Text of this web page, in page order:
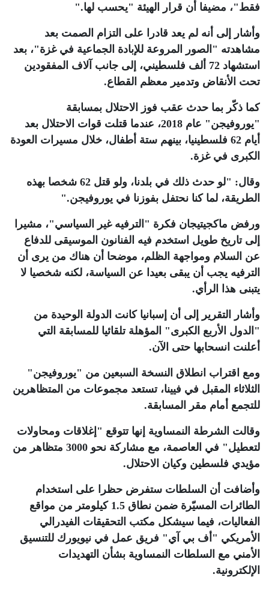
فقط"، مضيفا أن قرار الهيئة "يحسب لها".
وأشار إلى أنه لم يعد قادرا على التزام الصمت بعد
مشاهدته "الصور المروعة للإبادة الجماعية في غزة"، بعد
استشهاد 72 ألف فلسطيني، إلى جانب آلاف المفقودين
تحت الأنقاض وتدمير معظم القطاع.
كما ذكّر بما حدث عقب فوز الاحتلال بمسابقة
"يوروفيجن" عام 2018، عندما قتلت قوات الاحتلال بعد
أيام 62 فلسطينيا، بينهم ستة أطفال، خلال مسيرات العودة
الكبرى في غزة.
وقال: "لو حدث ذلك في بلدنا، ولو قتل 62 شخصا بهذه
الطريقة، لما كنا نحتفل بفوزنا في يوروفيجن".
ورفض ماكجيتيجان فكرة "الترفيه غير السياسي"، مشيرا
إلى تاريخ طويل استخدم فيه الفنانون الموسيقى للدفاع
عن السلام ومواجهة الظلم، موضحا أن هناك من يرى أن
الترفيه يجب أن يبقى بعيدا عن السياسة، لكنه شخصيا لا
يتبنى هذا الرأي.
وأشار التقرير إلى أن إسبانيا كانت الدولة الوحيدة من
"الدول الأربع الكبرى" المؤهلة تلقائيا للمسابقة التي
أعلنت انسحابها حتى الآن.
ومع اقتراب انطلاق النسخة السبعين من "يوروفيجن"
الثلاثاء المقبل في فيينا، تستعد مجموعات من المتظاهرين
للتجمع أمام مقر المسابقة.
وقالت الشرطة النمساوية إنها تتوقع "إغلاقات ومحاولات
لتعطيل" في العاصمة، مع مشاركة نحو 3000 متظاهر من
مؤيدي فلسطين وكيان الاحتلال.
وأضافت أن السلطات ستفرض حظرا على استخدام
الطائرات المسيّرة ضمن نطاق 1.5 كيلومتر من مواقع
الفعاليات، فيما سيشكل مكتب التحقيقات الفيدرالي
الأمريكي "أف بي آي" فريق عمل في نيويورك للتنسيق
الأمني مع السلطات النمساوية بشأن التهديدات
الإلكترونية.